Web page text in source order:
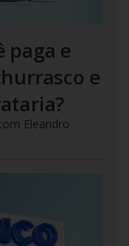
paga e
e
Eleandro